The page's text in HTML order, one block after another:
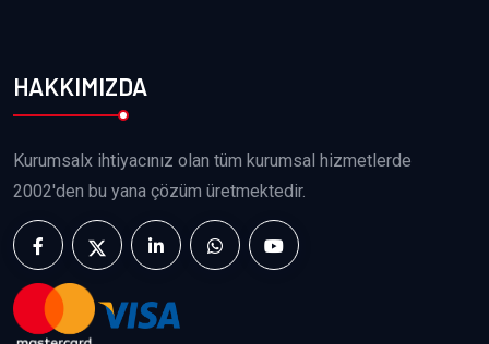
HAKKIMIZDA
Kurumsalx ihtiyacınız olan tüm kurumsal hizmetlerde
2002'den bu yana çözüm üretmektedir.